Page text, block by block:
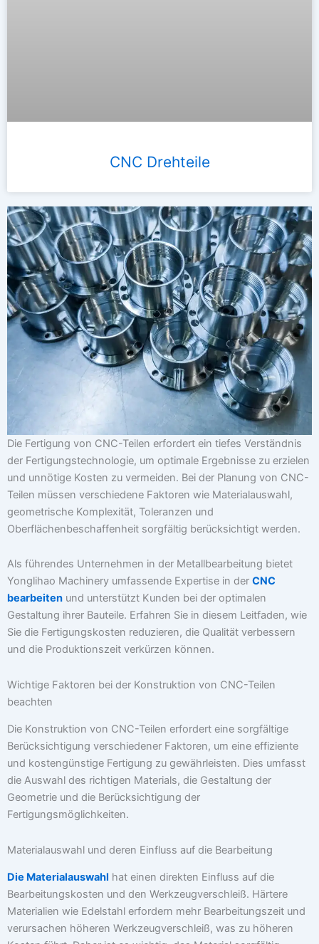
CNC Drehteile
Die Fertigung von CNC-Teilen erfordert ein tiefes Verständnis
der Fertigungstechnologie, um optimale Ergebnisse zu erzielen
und unnötige Kosten zu vermeiden. Bei der Planung von CNC-
Teilen müssen verschiedene Faktoren wie Materialauswahl,
geometrische Komplexität, Toleranzen und
Oberflächenbeschaffenheit sorgfältig berücksichtigt werden.
Als führendes Unternehmen in der Metallbearbeitung bietet
Yonglihao Machinery umfassende Expertise in der CNC
bearbeiten und unterstützt Kunden bei der optimalen
Gestaltung ihrer Bauteile. Erfahren Sie in diesem Leitfaden, wie
Sie die Fertigungskosten reduzieren, die Qualität verbessern
und die Produktionszeit verkürzen können.
Wichtige Faktoren bei der Konstruktion von CNC-Teilen
beachten
Die Konstruktion von CNC-Teilen erfordert eine sorgfältige
Berücksichtigung verschiedener Faktoren, um eine effiziente
und kostengünstige Fertigung zu gewährleisten. Dies umfasst
die Auswahl des richtigen Materials, die Gestaltung der
Geometrie und die Berücksichtigung der
Fertigungsmöglichkeiten.
Materialauswahl und deren Einfluss auf die Bearbeitung
Die Materialauswahl hat einen direkten Einfluss auf die
Bearbeitungskosten und den Werkzeugverschleiß. Härtere
Materialien wie Edelstahl erfordern mehr Bearbeitungszeit und
verursachen höheren Werkzeugverschleiß, was zu höheren